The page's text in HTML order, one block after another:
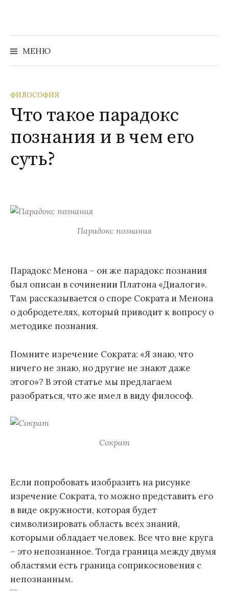
содержимому
МЕНЮ
Найти:
ФИЛОСОФИЯ
Что такое парадокс
познания и в чем его
суть?
Парадокс познания
Парадокс Менона – он же парадокс познания
был описан в сочинении Платона «Диалоги».
Там рассказывается о споре Сократа и Менона
о добродетелях, который приводит к вопросу о
методике познания.
Помните изречение Сократа: «Я знаю, что
ничего не знаю, но другие не знают даже
этого»? В этой статье мы предлагаем
разобраться, что же имел в виду философ.
Сократ
Если попробовать изобразить на рисунке
изречение Сократа, то можно представить его
в виде окружности, которая будет
символизировать область всех знаний,
которыми обладает человек. Все что вне круга
– это непознанное. Тогда граница между двумя
областями есть граница соприкосновения с
непознанным.